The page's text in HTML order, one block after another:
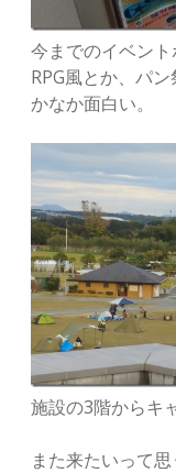
今までのイベント
RPG風とか、パ
かなか面白い。
施設の3階からキ
また来たいって思